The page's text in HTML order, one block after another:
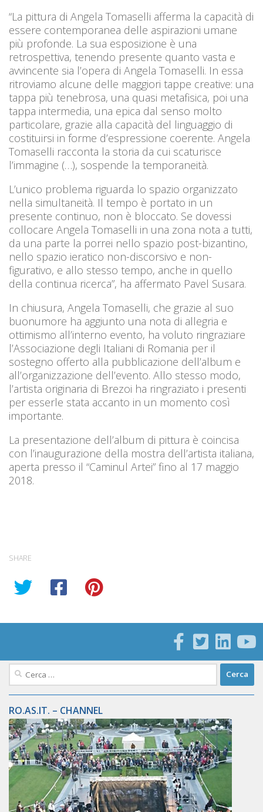
“La pittura di Angela Tomaselli afferma la capacità di
essere contemporanea delle aspirazioni umane
più profonde. La sua esposizione è una
retrospettiva, tenendo presente quanto vasta e
avvincente sia l’opera di Angela Tomaselli. In essa
ritroviamo alcune delle maggiori tappe creative: una
tappa più tenebrosa, una quasi metafisica, poi una
tappa intermedia, una epica dal senso molto
particolare, grazie alla capacità del linguaggio di
costituirsi in forme d’espressione coerente. Angela
Tomaselli racconta la storia da cui scaturisce
l’immagine (…), sospende la temporaneità.
L’unico problema riguarda lo spazio organizzato
nella simultaneità. Il tempo è portato in un
presente continuo, non è bloccato. Se dovessi
collocare Angela Tomaselli in una zona nota a tutti,
da una parte la porrei nello spazio post-bizantino,
nello spazio ieratico non-discorsivo e non-
figurativo, e allo stesso tempo, anche in quello
della continua ricerca”, ha affermato Pavel Susara.
In chiusura, Angela Tomaselli, che grazie al suo
buonumore ha aggiunto una nota di allegria e
ottimismo all’interno evento, ha voluto ringraziare
l’Associazione degli Italiani di Romania per il
sostegno offerto alla pubblicazione dell’album e
all’organizzazione dell’evento. Allo stesso modo,
l’artista originaria di Brezoi ha ringraziato i presenti
per esserle stata accanto in un momento così
importante.
La presentazione dell’album di pittura è coincisa
con l’inaugurazione della mostra dell’artista italiana,
aperta presso il “Caminul Artei” fino al 17 maggio
2018.
SHARE
Ricerca
RO.AS.IT. – CHANNEL